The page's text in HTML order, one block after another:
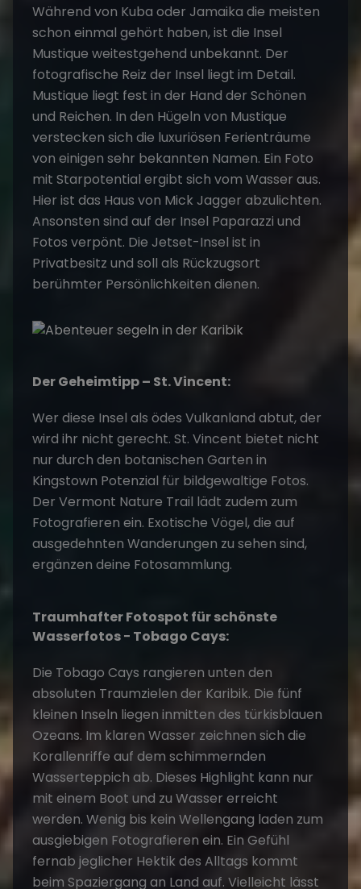
Während von Kuba oder Jamaika die meisten
schon einmal gehört haben, ist die Insel
Mustique weitestgehend unbekannt. Der
fotografische Reiz der Insel liegt im Detail.
Mustique liegt fest in der Hand der Schönen
und Reichen. In den Hügeln von Mustique
verstecken sich die luxuriösen Ferienträume
von einigen sehr bekannten Namen. Ein Foto
mit Starpotential ergibt sich vom Wasser aus.
Hier ist das Haus von Mick Jagger abzulichten.
Ansonsten sind auf der Insel Paparazzi und
Fotos verpönt. Die Jetset-Insel ist in
Privatbesitz und soll als Rückzugsort
berühmter Persönlichkeiten dienen.
Der Geheimtipp – St. Vincent:
Wer diese Insel als ödes Vulkanland abtut, der
wird ihr nicht gerecht. St. Vincent bietet nicht
nur durch den botanischen Garten in
Kingstown Potenzial für bildgewaltige Fotos.
Der Vermont Nature Trail lädt zudem zum
Fotografieren ein. Exotische Vögel, die auf
ausgedehnten Wanderungen zu sehen sind,
ergänzen deine Fotosammlung.
Traumhafter Fotospot für schönste
Wasserfotos − Tobago Cays:
Die Tobago Cays rangieren unten den
absoluten Traumzielen der Karibik. Die fünf
kleinen Inseln liegen inmitten des türkisblauen
Ozeans. Im klaren Wasser zeichnen sich die
Korallenriffe auf dem schimmernden
Wasserteppich ab. Dieses Highlight kann nur
mit einem Boot und zu Wasser erreicht
werden. Wenig bis kein Wellengang laden zum
ausgiebigen Fotografieren ein. Ein Gefühl
fernab jeglicher Hektik des Alltags kommt
beim Spaziergang an Land auf. Vielleicht lässt